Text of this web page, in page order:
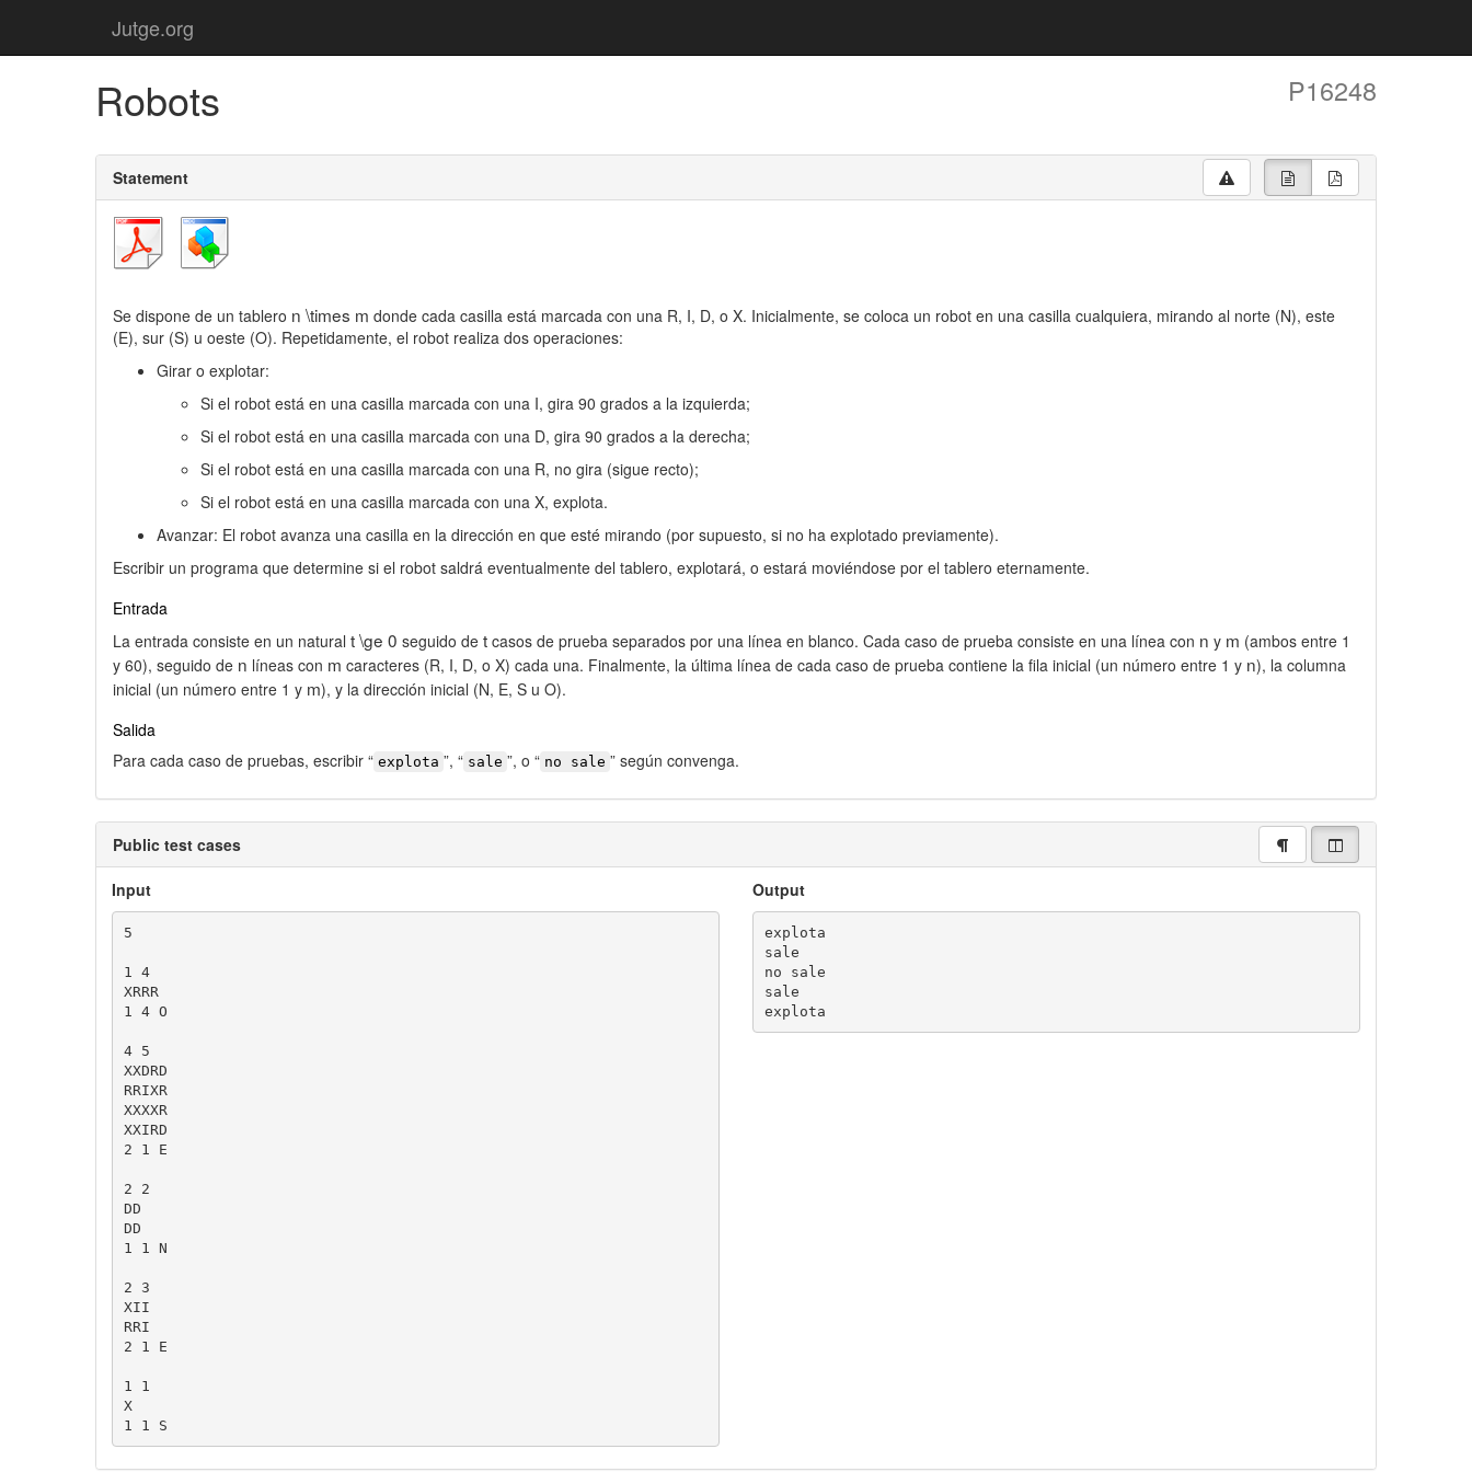
Jutge.org
Robots P16248
Statement
Se dispone de un tablero n \times m donde cada casilla está marcada con una R, I, D, o X. Inicialmente, se coloca un robot en una casilla cualquiera, mirando al norte (N), este
(E), sur (S) u oeste (O). Repetidamente, el robot realiza dos operaciones:
Girar o explotar:
Si el robot está en una casilla marcada con una I, gira 90 grados a la izquierda;
Si el robot está en una casilla marcada con una D, gira 90 grados a la derecha;
Si el robot está en una casilla marcada con una R, no gira (sigue recto);
Si el robot está en una casilla marcada con una X, explota.
Avanzar: El robot avanza una casilla en la dirección en que esté mirando (por supuesto, si no ha explotado previamente).
Escribir un programa que determine si el robot saldrá eventualmente del tablero, explotará, o estará moviéndose por el tablero eternamente.
Entrada
La entrada consiste en un natural t \ge 0 seguido de t casos de prueba separados por una línea en blanco. Cada caso de prueba consiste en una línea con n y m (ambos entre 1
y 60), seguido de n líneas con m caracteres (R, I, D, o X) cada una. Finalmente, la última línea de cada caso de prueba contiene la fila inicial (un número entre 1 y n), la columna
inicial (un número entre 1 y m), y la dirección inicial (N, E, S u O).
Salida
Para cada caso de pruebas, escribir “ explota ”, “ sale ”, o “ no sale ” según convenga.
Public test cases
Input
5
1 4
XRRR
1 4 O
4 5
XXDRD
RRIXR
XXXXR
XXIRD
2 1 E
2 2
DD
DD
1 1 N
2 3
XII
RRI
2 1 E
1 1
X
Output
explota
sale
no sale
sale